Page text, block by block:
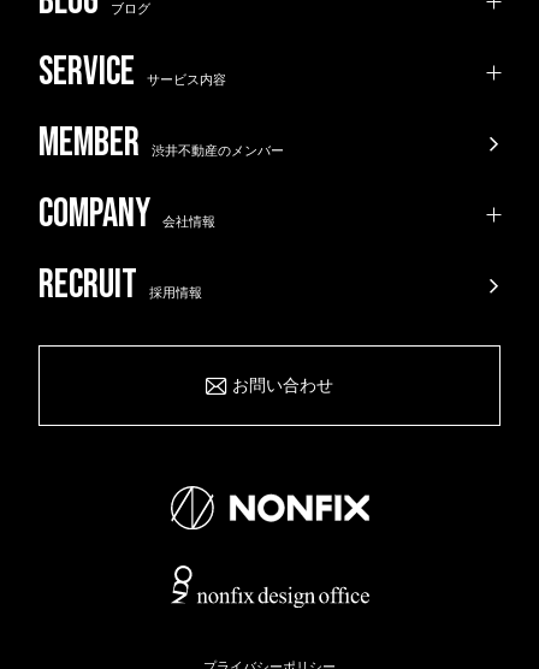
ブログ
サービス内容
渋井不動産のメンバー
会社情報
採用情報
お問い合わせ
プライバシーポリシー